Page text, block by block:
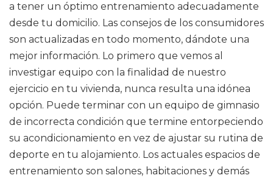
a tener un óptimo entrenamiento adecuadamente
desde tu domicilio. Las consejos de los consumidores
son actualizadas en todo momento, dándote una
mejor información. Lo primero que vemos al
investigar equipo con la finalidad de nuestro
ejercicio en tu vivienda, nunca resulta una idónea
opción. Puede terminar con un equipo de gimnasio
de incorrecta condición que termine entorpeciendo
su acondicionamiento en vez de ajustar su rutina de
deporte en tu alojamiento. Los actuales espacios de
entrenamiento son salones, habitaciones y demás